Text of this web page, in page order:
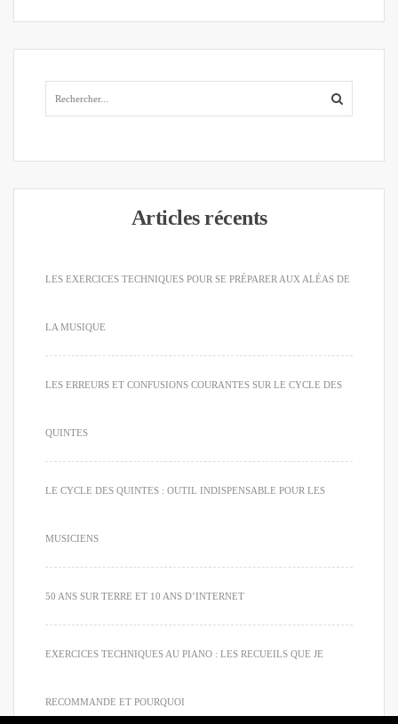
Articles récents
LES EXERCICES TECHNIQUES POUR SE PRÉPARER AUX ALÉAS DE
LA MUSIQUE
LES ERREURS ET CONFUSIONS COURANTES SUR LE CYCLE DES
QUINTES
LE CYCLE DES QUINTES : OUTIL INDISPENSABLE POUR LES
MUSICIENS
50 ANS SUR TERRE ET 10 ANS D’INTERNET
EXERCICES TECHNIQUES AU PIANO : LES RECUEILS QUE JE
RECOMMANDE ET POURQUOI